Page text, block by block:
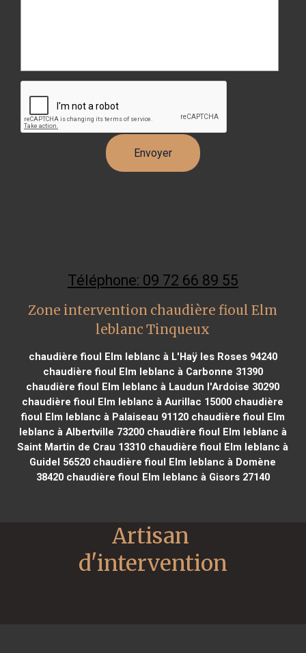
Téléphone: 09 72 66 89 55
Zone intervention chaudière fioul Elm
leblanc Tinqueux
chaudière fioul Elm leblanc à L'Haÿ les Roses 94240
chaudière fioul Elm leblanc à Carbonne 31390
chaudière fioul Elm leblanc à Laudun l'Ardoise 30290
chaudière fioul Elm leblanc à Aurillac 15000 chaudière
fioul Elm leblanc à Palaiseau 91120chaudière fioul Elm
leblanc à Albertville 73200chaudière fioul Elm leblanc à
Saint Martin de Crau 13310 chaudière fioul Elm leblanc à
Guidel 56520 chaudière fioul Elm leblanc à Domène
38420chaudière fioul Elm leblanc à Gisors 27140
Artisan
d'intervention